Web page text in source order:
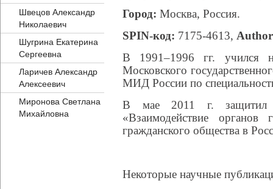
Швецов Александр
Николаевич
Шугрина Екатерина
Сергеевна
Ларичев Александр
Алексеевич
Миронова Светлана
Михайловна
Город: Москва, Россия.
SPIN-код: 7175-4613,
В 1991–1996 гг. учился
Московского
МИД России по
В мае 2011 г. защитил
«Взаимодействие органов
гражданского общества в
Некоторые научные